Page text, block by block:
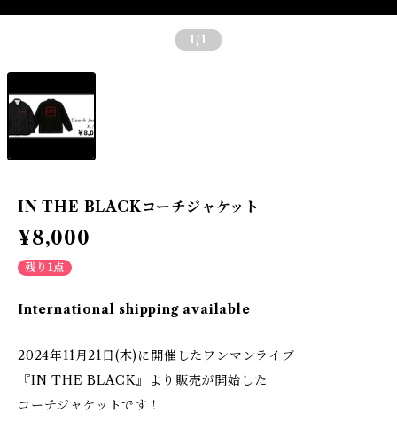
1 /1
IN THE BLACKコーチジャケット
¥8,000
残り1点
International shipping available
2024年11月21日(木)に開催したワンマンライブ
『IN THE BLACK』より販売が開始した
コーチジャケットです！